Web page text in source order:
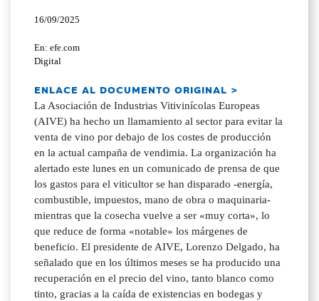
16/09/2025
En: efe.com
Digital
ENLACE AL DOCUMENTO ORIGINAL >
La Asociación de Industrias Vitivinícolas Europeas
(AIVE) ha hecho un llamamiento al sector para evitar la
venta de vino por debajo de los costes de producción
en la actual campaña de vendimia. La organización ha
alertado este lunes en un comunicado de prensa de que
los gastos para el viticultor se han disparado -energía,
combustible, impuestos, mano de obra o maquinaria-
mientras que la cosecha vuelve a ser «muy corta», lo
que reduce de forma «notable» los márgenes de
beneficio. El presidente de AIVE, Lorenzo Delgado, ha
señalado que en los últimos meses se ha producido una
recuperación en el precio del vino, tanto blanco como
tinto, gracias a la caída de existencias en bodegas y